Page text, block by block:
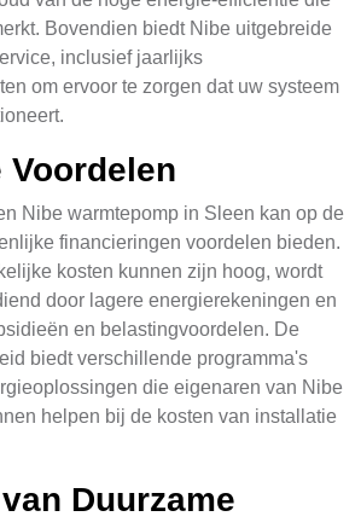
Bovendien biedt Nibe uitgebreide
inclusief jaarlijks
om ervoor te zorgen dat uw systeem
Voordelen
Nibe warmtepomp in Sleen kan op de
financieringen voordelen bieden.
kosten kunnen zijn hoog, wordt
door lagere energierekeningen en
en belastingvoordelen. De
biedt verschillende programma's
die eigenaren van Nibe
helpen bij de kosten van installatie
Duurzame